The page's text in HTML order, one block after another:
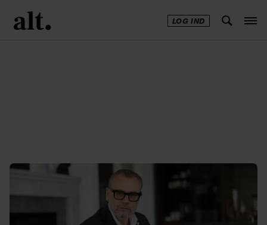
LOG IND